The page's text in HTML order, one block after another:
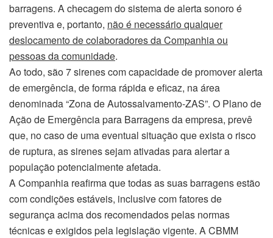
barragens. A checagem do sistema de alerta sonoro é
preventiva e, portanto, não é necessário qualquer
deslocamento de colaboradores da Companhia ou
pessoas da comunidade.
Ao todo, são 7 sirenes com capacidade de promover alerta
de emergência, de forma rápida e eficaz, na área
denominada “Zona de Autossalvamento-ZAS”. O Plano de
Ação de Emergência para Barragens da empresa, prevê
que, no caso de uma eventual situação que exista o risco
de ruptura, as sirenes sejam ativadas para alertar a
população potencialmente afetada.
A Companhia reafirma que todas as suas barragens estão
com condições estáveis, inclusive com fatores de
segurança acima dos recomendados pelas normas
técnicas e exigidos pela legislação vigente. A CBMM